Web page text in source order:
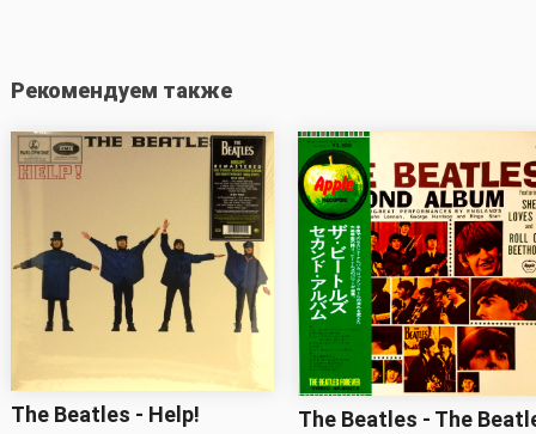
Рекомендуем также
The Beatles - Help!
The Beatles - The